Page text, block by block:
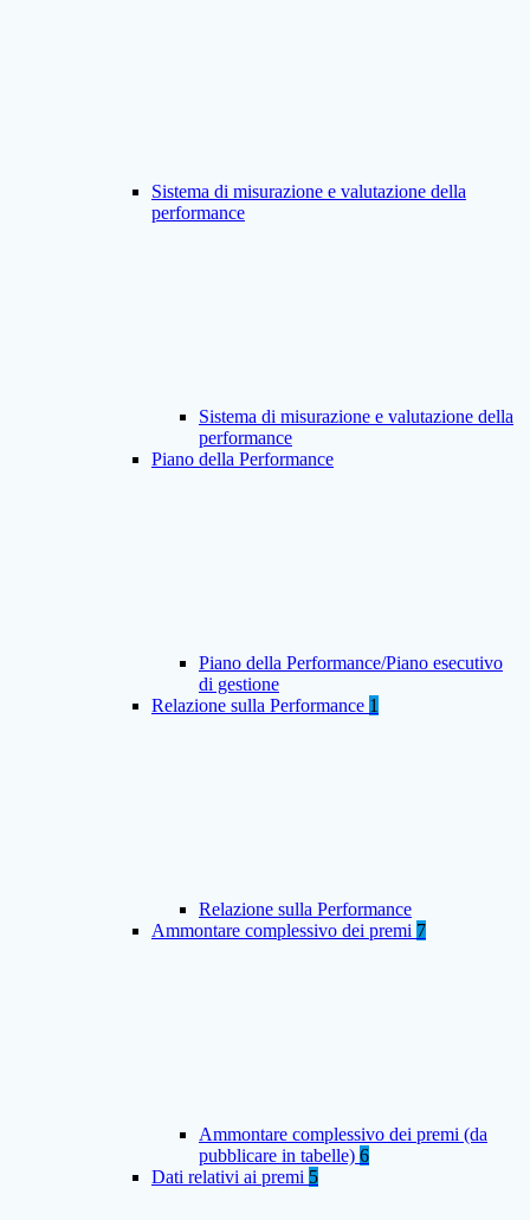
Sistema di misurazione e valutazione della
performance
Sistema di misurazione e valutazione della
performance
Piano della Performance
Piano della Performance/Piano esecutivo
di gestione
Relazione sulla Performance 1
Relazione sulla Performance
Ammontare complessivo dei premi 7
Ammontare complessivo dei premi (da
pubblicare in tabelle) 6
Dati relativi ai premi 5